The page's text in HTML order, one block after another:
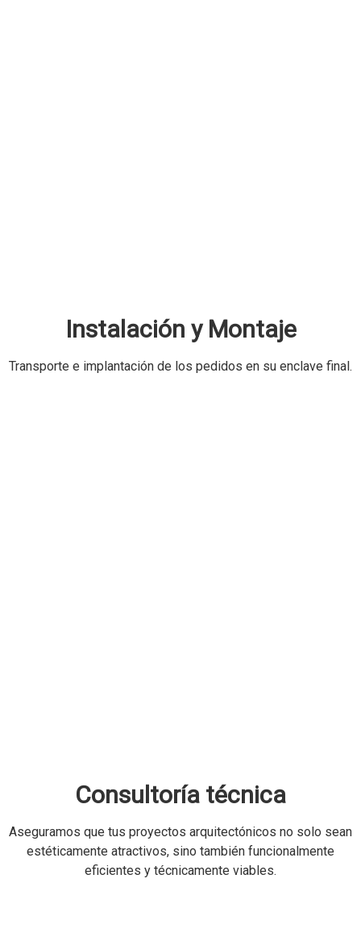
Instalación y Montaje
Transporte e implantación de los pedidos en su enclave final.
Consultoría técnica
Aseguramos que tus proyectos arquitectónicos no solo sean
estéticamente atractivos, sino también funcionalmente
eficientes y técnicamente viables.